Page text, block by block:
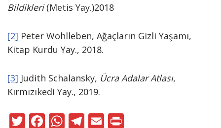
Bildikleri(Metis Yay.)2018
[2] Peter Wohlleben, Ağaçların Gizli Yaşamı,
Kitap Kurdu Yay., 2018.
[3] Judith Schalansky, Ücra Adalar Atlası,
Kırmızıkedi Yay., 2019.
T F W T E